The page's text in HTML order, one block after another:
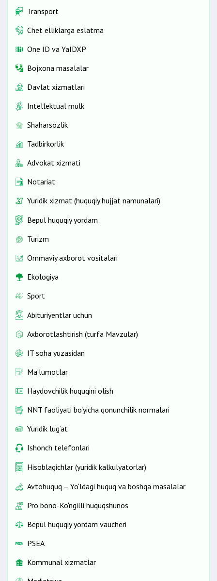
Transport
Chet elliklarga eslatma
One ID vа YaIDXP
Bojxona masalalar
Davlat xizmatlari
Intellektual mulk
Shaharsozlik
Tadbirkorlik
Advokat xizmati
Notariat
Yuridik xizmat (huquqiy hujjat namunalari)
Bepul huquqiy yordam
Turizm
Ommaviy axborot vositalari
Ekologiya
Sport
Abituriyentlar uchun
Axborotlashtirish (turfa Mavzular)
IT soha yuzasidan
Ma’lumotlar
Haydovchilik huquqini olish
NNT faoliyati bo'yicha qonunchilik normalari
Yuridik lug‘at
Ishonch telefonlari
Hisoblagichlar (yuridik kalkulyatorlar)
Avtohuquq – Yo‘ldagi huquq va boshqa masalalar
Pro bono-Ko‘ngilli huquqshunos
Bepul huquqiy yordam vaucheri
PSEA
Kommunal xizmatlar